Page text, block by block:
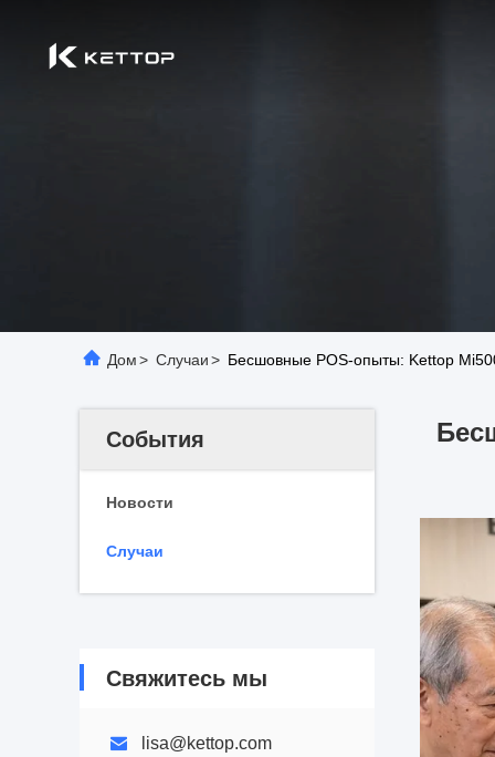
Дом> Случаи> Бесшовные POS-опыты: Kettop
События
Новости
Случаи
Свяжитесь мы
lisa@kettop.com